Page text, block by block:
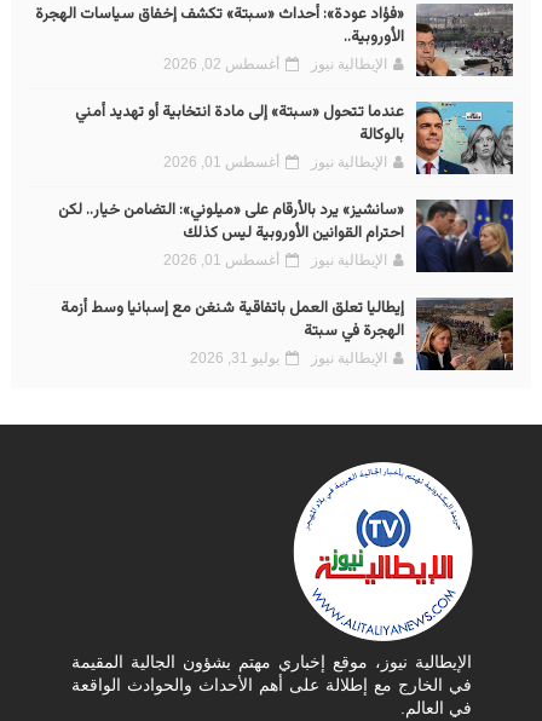
«فؤاد عودة»: أحداث «سبتة» تكشف إخفاق سياسات الهجرة
الأوروبية..
الإيطالية نيوز أغسطس 02, 2026
عندما تتحول «سبتة» إلى مادة انتخابية أو تهديد أمني
بالوكالة
الإيطالية نيوز أغسطس 01, 2026
«سانشيز» يرد بالأرقام على «ميلوني»: التضامن خيار.. لكن
احترام القوانين الأوروبية ليس كذلك
الإيطالية نيوز أغسطس 01, 2026
إيطاليا تعلق العمل باتفاقية شنغن مع إسبانيا وسط أزمة
الهجرة في سبتة
الإيطالية نيوز يوليو 31, 2026
الإيطالية نيوز، موقع إخباري مهتم بشؤون الجالية المقيمة
في الخارج مع إطلالة على أهم الأحداث والحوادث الواقعة
في العالم.